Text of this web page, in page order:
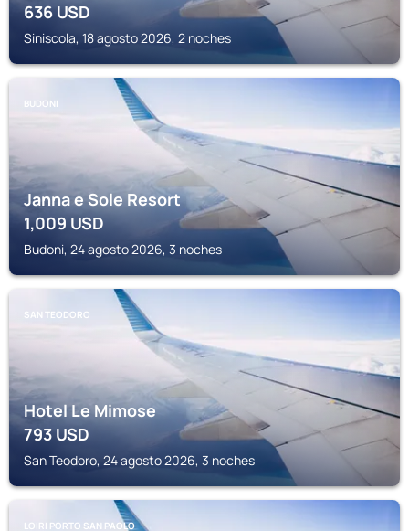
636USD
Siniscola, 18 agosto 2026, 2 noches
BUDONI
Janna e Sole Resort
1,009USD
Budoni, 24 agosto 2026, 3 noches
SAN TEODORO
Hotel Le Mimose
793USD
San Teodoro, 24 agosto 2026, 3 noches
LOIRI PORTO SAN PAOLO